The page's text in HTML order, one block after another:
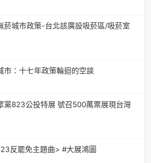
菸城市政策-台北該廣設吸菸區/吸菸室
市：十七年政策輪迴的空談
黨823公投特展 號召500萬票展現台灣
反罷免主題曲> #大展鴻圖